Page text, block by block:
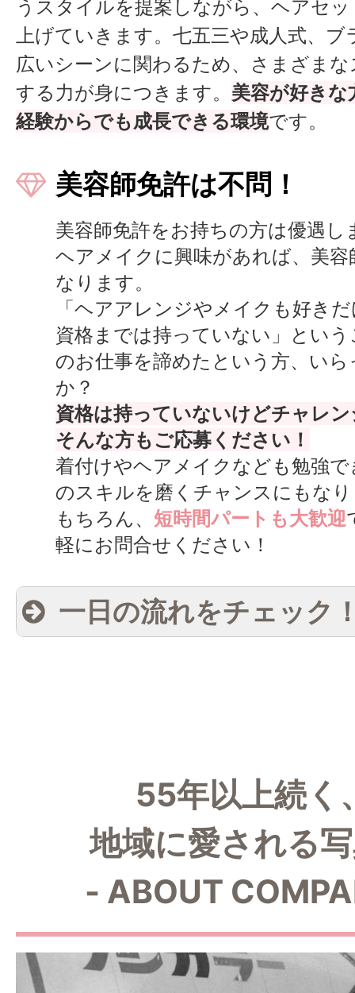
うスタイルを提案しながら、ヘアセ
上げていきます。七五三や成人式、
広いシーンに関わるため、さまざま
する力が身につきます。 美容が好き
経験からでも成長できる環境です。
美容師免許は不問！
美容師免許をお持ちの方は優遇し
ヘアメイクに興味があれば、美容
なります。
「ヘアアレンジやメイクも好き
資格までは持っていない」とい
のお仕事を諦めたという方、い
か？
資格は持っていないけどチャレ
そんな方もご応募ください！
着付けやヘアメイクなども勉強
のスキルを磨くチャンスにもな
もちろん、短時間パートも大歓迎
軽にお問合せください！
一日の流れをチェック
出社 掃除
朝礼 その日の流れの打
約確認や報告など
10:00
貸出しをしていた衣裳
畳む
55年以上続く
地域に愛される
- ABOUT